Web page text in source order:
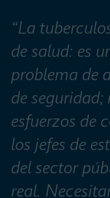
“La
de salud: es
problema de
de seguridad;
esfuerzos de
los jefes de
del sector
real.